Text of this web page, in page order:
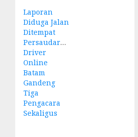
Laporan
Diduga Jalan
Ditempat
Persaudaraan
Driver
Online
Batam
Gandeng
Tiga
Pengacara
Sekaligus